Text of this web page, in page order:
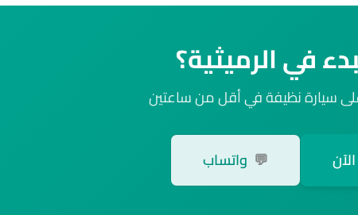
في الرميثية؟
سيارة نظيفة في أقل من ساعتين
💬 واتساب